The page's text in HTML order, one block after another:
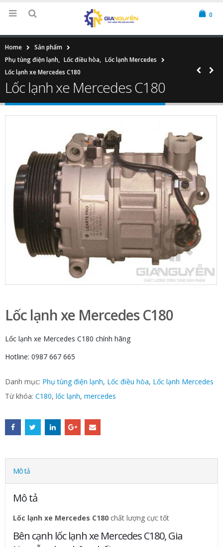
0
Home
Sản phẩm
Phụ tùng điện lạnh, Lốc điều hòa, Lốc lạnh Mercedes
Lốc lạnh xe Mercedes C180
Lốc lạnh xe Mercedes C180
Lốc lạnh xe Mercedes C180
Lốc lạnh xe Mercedes C180 chính hãng
Hotline: 0987 667 665
Danh mục: Phụ tùng điện lạnh, Lốc điều hòa, Lốc lạnh Mercedes
Từ khóa: C180, lốc lạnh, mercedes
Mô tả
Mô tả
Lốc lạnh xe Mercedes C180 chất lượng cực tốt
Bên cạnh lốc lạnh xe Mercedes C180, Gia